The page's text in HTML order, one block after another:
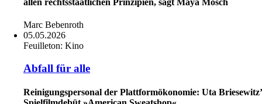
Marc Bebenroth
05.05.2026
Feuilleton: Kino
Abfall für alle
Reinigungspersonal der Plattformökonomie: Uta Briesewitz’